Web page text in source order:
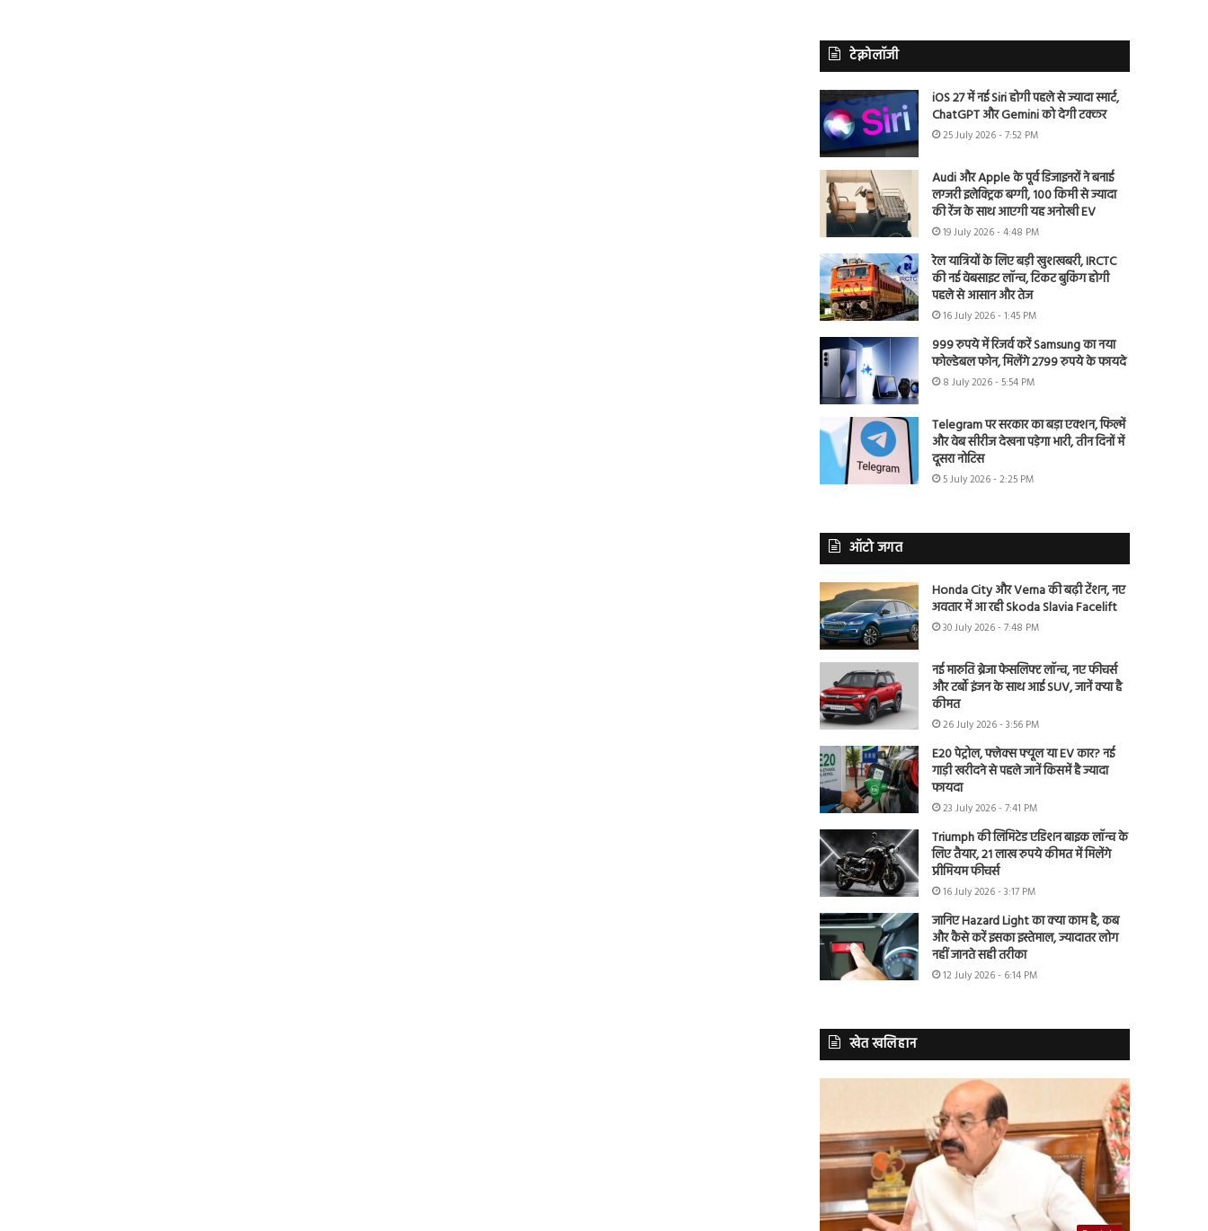
टेक्नोलॉजी
iOS 27 में नई Siri होगी पहले से ज्यादा स्मार्ट,
ChatGPT और Gemini को देगी टक्कर
25 July 2026 - 7:52 PM
Audi और Apple के पूर्व डिजाइनरों ने बनाई
लग्जरी इलेक्ट्रिक बग्गी, 100 किमी से ज्यादा
की रेंज के साथ आएगी यह अनोखी EV
19 July 2026 - 4:48 PM
रेल यात्रियों के लिए बड़ी खुशखबरी, IRCTC
की नई वेबसाइट लॉन्च, टिकट बुकिंग होगी
पहले से आसान और तेज
16 July 2026 - 1:45 PM
999 रुपये में रिजर्व करें Samsung का नया
फोल्डेबल फोन, मिलेंगे 2799 रुपये के फायदे
8 July 2026 - 5:54 PM
Telegram पर सरकार का बड़ा एक्शन, फिल्में
और वेब सीरीज देखना पड़ेगा भारी, तीन दिनों में
दूसरा नोटिस
5 July 2026 - 2:25 PM
ऑटो जगत
Honda City और Verna की बढ़ी टेंशन, नए
अवतार में आ रही Skoda Slavia Facelift
30 July 2026 - 7:48 PM
नई मारुति ब्रेजा फेसलिफ्ट लॉन्च, नए फीचर्स
और टर्बो इंजन के साथ आई SUV, जानें क्या है
कीमत
26 July 2026 - 3:56 PM
E20 पेट्रोल, फ्लेक्स फ्यूल या EV कार? नई
गाड़ी खरीदने से पहले जानें किसमें है ज्यादा
फायदा
23 July 2026 - 7:41 PM
Triumph की लिमिटेड एडिशन बाइक लॉन्च के
लिए तैयार, 21 लाख रुपये कीमत में मिलेंगे
प्रीमियम फीचर्स
16 July 2026 - 3:17 PM
जानिए Hazard Light का क्या काम है, कब
और कैसे करें इसका इस्तेमाल, ज्यादातर लोग
नहीं जानते सही तरीका
12 July 2026 - 6:14 PM
खेत खलिहान